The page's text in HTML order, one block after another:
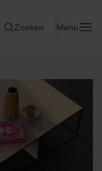
Zoeken Menu